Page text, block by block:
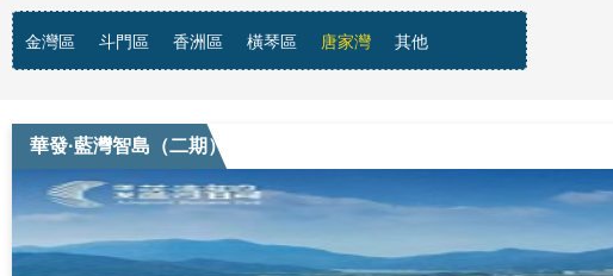
金灣區 斗門區 香洲區 橫琴區 唐家灣 其他
華發·藍灣智島（二期）